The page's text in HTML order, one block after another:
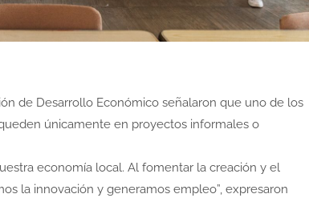
de Desarrollo Económico señalaron que uno de los
únicamente en proyectos informales o
economía local. Al fomentar la creación y el
la innovación y generamos empleo”, expresaron